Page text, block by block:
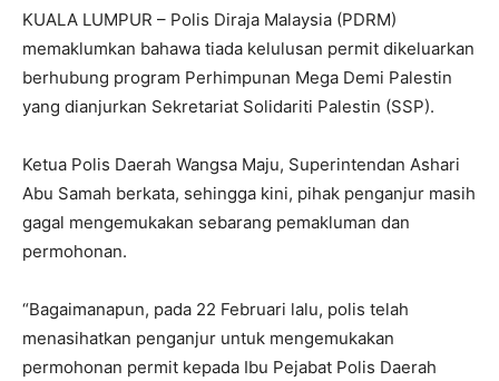
KUALA LUMPUR – Polis Diraja Malaysia (PDRM)
memaklumkan bahawa tiada kelulusan permit dikeluarkan
berhubung program Perhimpunan Mega Demi Palestin
yang dianjurkan Sekretariat Solidariti Palestin (SSP).
Ketua Polis Daerah Wangsa Maju, Superintendan Ashari
Abu Samah berkata, sehingga kini, pihak penganjur masih
gagal mengemukakan sebarang pemakluman dan
permohonan.
“Bagaimanapun, pada 22 Februari lalu, polis telah
menasihatkan penganjur untuk mengemukakan
permohonan permit kepada Ibu Pejabat Polis Daerah